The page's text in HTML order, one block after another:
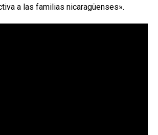
a las familias nicaragüenses».